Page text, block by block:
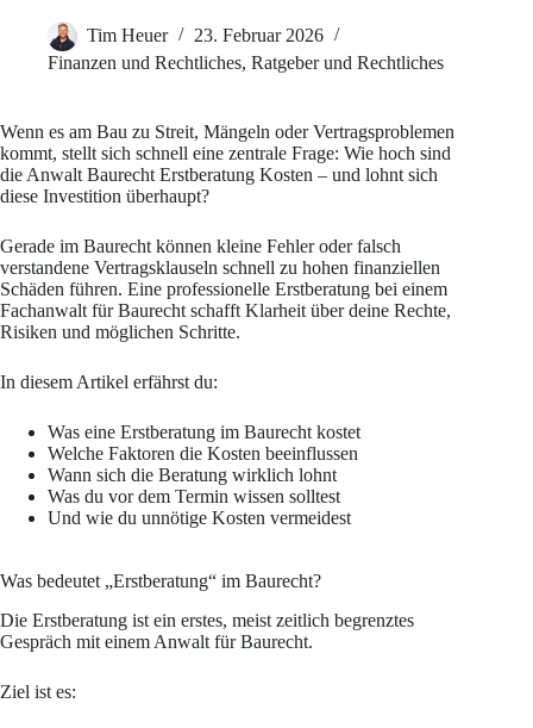
Tim Heuer
23. Februar 2026
Finanzen und Rechtliches, Ratgeber und Rechtliches
Wenn es am Bau zu Streit, Mängeln oder Vertragsproblemen
kommt, stellt sich schnell eine zentrale Frage: Wie hoch sind
die Anwalt Baurecht Erstberatung Kosten – und lohnt sich
diese Investition überhaupt?
Gerade im Baurecht können kleine Fehler oder falsch
verstandene Vertragsklauseln schnell zu hohen finanziellen
Schäden führen. Eine professionelle Erstberatung bei einem
Fachanwalt für Baurecht schafft Klarheit über deine Rechte,
Risiken und möglichen Schritte.
In diesem Artikel erfährst du:
Was eine Erstberatung im Baurecht kostet
Welche Faktoren die Kosten beeinflussen
Wann sich die Beratung wirklich lohnt
Was du vor dem Termin wissen solltest
Und wie du unnötige Kosten vermeidest
Was bedeutet „Erstberatung“ im Baurecht?
Die Erstberatung ist ein erstes, meist zeitlich begrenztes
Gespräch mit einem Anwalt für Baurecht.
Ziel ist es: